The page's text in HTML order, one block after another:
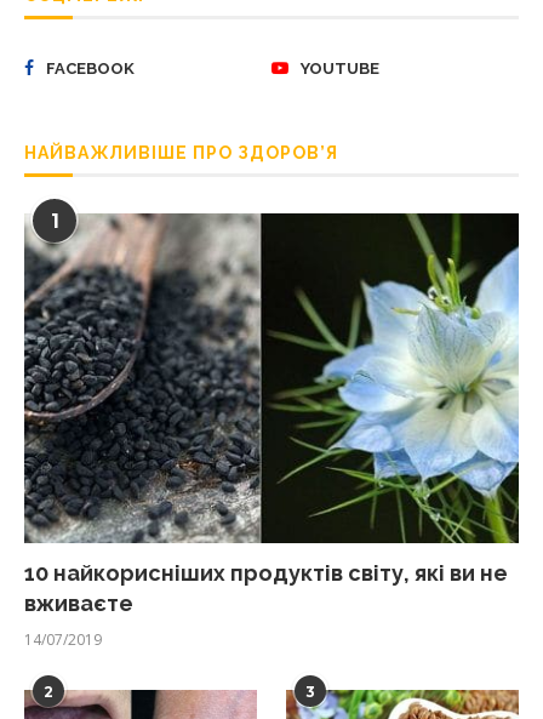
FACEBOOK YOUTUBE
НАЙВАЖЛИВІШЕ ПРО ЗДОРОВ’Я
1
10 найкорисніших продуктів світу, які ви не
вживаєте
14/07/2019
2 3